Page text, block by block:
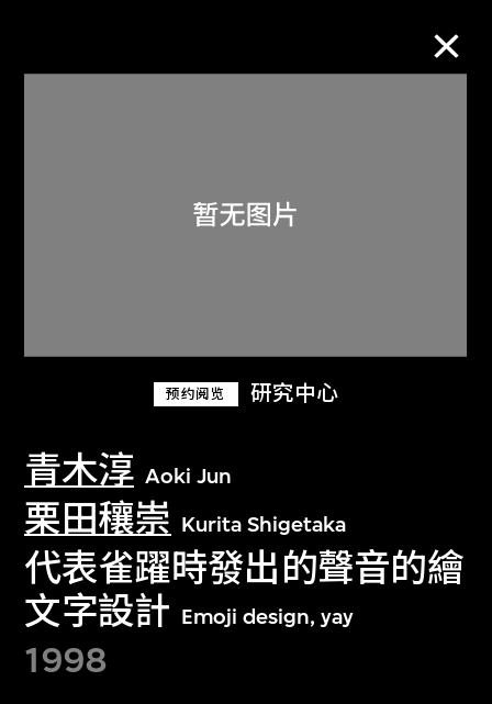
预约阅览 研究中心
青木淳 Aoki Jun
栗田穰崇 Kurita Shigetaka
代表雀躍時發出的聲音的繪
文字設計 Emoji design, yay
1998
关于M+藏品
探索世界顶级的二十及二十一世纪视觉
文化藏品。